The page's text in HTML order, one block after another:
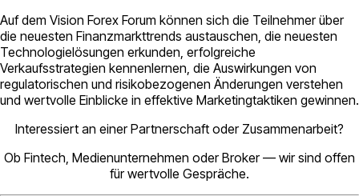
Auf dem Vision Forex Forum können sich die Teilnehmer über
die neuesten Finanzmarkttrends austauschen, die neuesten
Technologielösungen erkunden, erfolgreiche
Verkaufsstrategien kennenlernen, die Auswirkungen von
regulatorischen und risikobezogenen Änderungen verstehen
und wertvolle Einblicke in effektive Marketingtaktiken gewinnen.
Interessiert an einer Partnerschaft oder Zusammenarbeit?
Ob Fintech, Medienunternehmen oder Broker — wir sind offen
für wertvolle Gespräche.